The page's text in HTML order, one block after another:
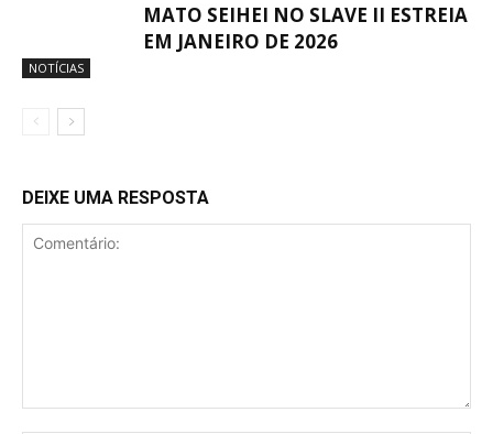
NOTÍCIAS
MATO SEIHEI NO SLAVE II ESTREIA
EM JANEIRO DE 2026
DEIXE UMA RESPOSTA